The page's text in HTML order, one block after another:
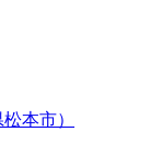
本市）